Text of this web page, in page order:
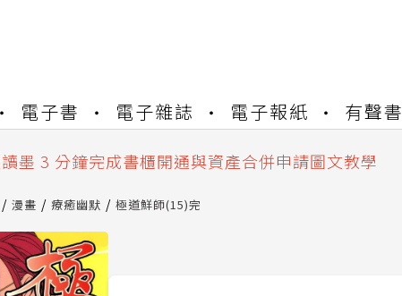
電子書 電子雜誌 電子報紙 有聲書
讀墨數位閱讀資產合併與書櫃開通申請
讀墨 3 分鐘完成書櫃開通與資產合併申請圖文教學
墨數位閱讀資產合併與書櫃開通申請
漫畫 療癒幽默 極道鮮師(15)完